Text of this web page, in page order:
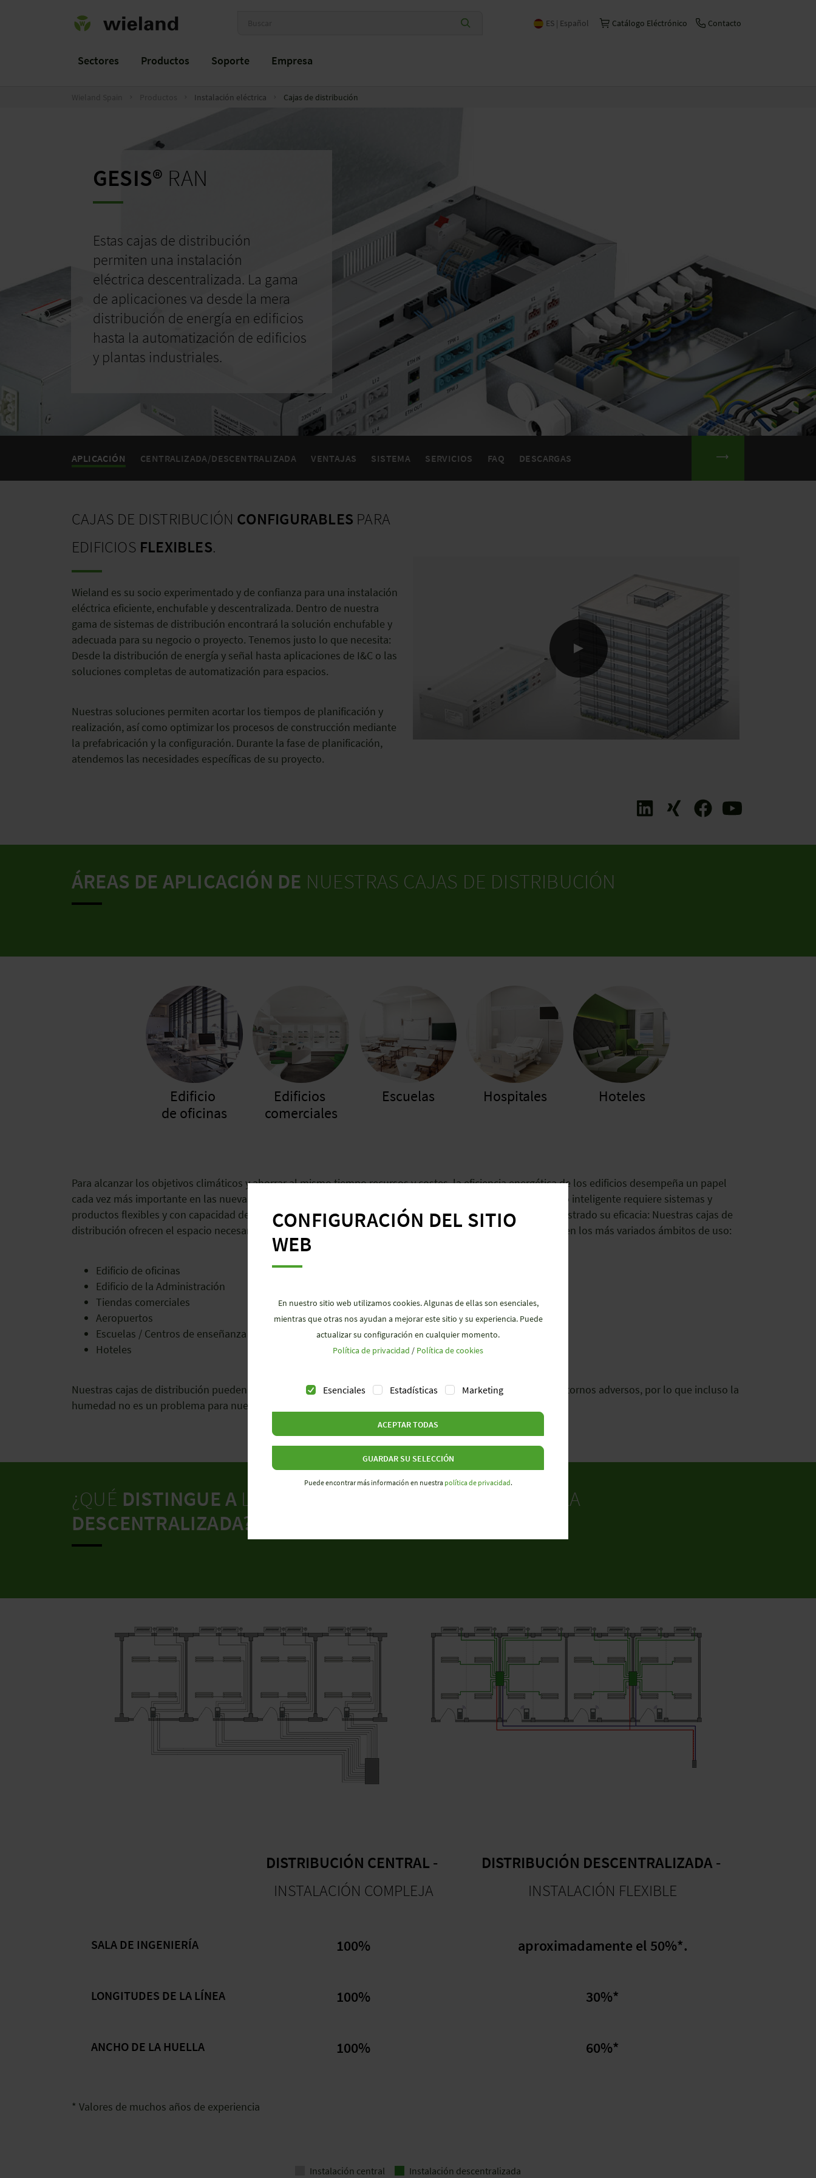
ES | Español Catálogo Eléctrónico Contacto
Sectores Productos Soporte Empresa
Instalación eléctrica Cajas de distribución
GESIS® RAN
Estas cajas de distribución
permiten una instalación
eléctrica descentralizada. La gama
de aplicaciones va desde la mera
distribución de energía en edificios
hasta la automatización de edificios
y plantas industriales.
APLICACIÓN CENTRALIZADA/DESCENTRALIZADA VENTAJAS SISTEMA SERVICIOS FAQ DESCARGAS
CAJAS DE DISTRIBUCIÓN CONFIGURABLES PARA
EDIFICIOS FLEXIBLES.
Wieland es su socio experimentado y de confianza para una instalación
eléctrica eficiente, enchufable y descentralizada. Dentro de nuestra
gama de sistemas de distribución encontrará la solución enchufable y
adecuada para su negocio o proyecto. Tenemos justo lo que necesita:
Desde la distribución de energía y señal hasta aplicaciones de I&C o las
soluciones completas de automatización para espacios.
Nuestras soluciones permiten acortar los tiempos de planificación y
realización, así como optimizar los procesos de construcción mediante
la prefabricación y la configuración. Durante la fase de planificación,
atendemos las necesidades específicas de su proyecto.
ÁREAS DE APLICACIÓN DE NUESTRAS CAJAS DE DISTRIBUCIÓN
Edificio
de oficinas
Edificios
comerciales
Escuelas Hospitales Hoteles
Para alcanzar los objetivos climáticos y ahorrar al mismo tiempo recursos y costes, la eficiencia energética de los edificios desempeña un papel
cada vez más importante en las nuevas construcciones y renovaciones. Además, la transformación al edificio inteligente requiere sistemas y
productos flexibles y con capacidad de comunicación. Aquí, la instalación eléctrica descentralizada ha demostrado su eficacia: Nuestras cajas de
distribución ofrecen el espacio necesario para la instalación enchufable, para las más diversas aplicaciones en los más variados ámbitos de uso:
Edificio de oficinas
Edificio de la Administración
Tiendas comerciales
Aeropuertos
Escuelas / Centros de enseñanza
Hoteles
Nuestras cajas de distribución pueden utilizarse en cualquier lugar en el que confluyan altas exigencias y entornos adversos, por lo que incluso la
humedad no es un problema para nuestra tecnología.
¿QUÉ DISTINGUE A LA DISTRIBUCIÓN CENTRALIZADA DE LA
DESCENTRALIZADA?
DISTRIBUCIÓN CENTRAL -
INSTALACIÓN COMPLEJA
DISTRIBUCIÓN DESCENTRALIZADA -
INSTALACIÓN FLEXIBLE
SALA DE INGENIERÍA 100% aproximadamente el 50%*.
LONGITUDES DE LA LÍNEA 100% 30%*
ANCHO DE LA HUELLA 100% 60%*
* Valores de muchos años de experiencia
Instalación central Instalación descentralizada
CONFIGURACIÓN DEL SITIO
WEB
En nuestro sitio web utilizamos cookies. Algunas de ellas son esenciales,
mientras que otras nos ayudan a mejorar este sitio y su experiencia. Puede
actualizar su configuración en cualquier momento.
Política de privacidad / Política de cookies
Esenciales Estadísticas Marketing
ACEPTAR TODAS
GUARDAR SU SELECCIÓN
Puede encontrar más información en nuestra política de privacidad.